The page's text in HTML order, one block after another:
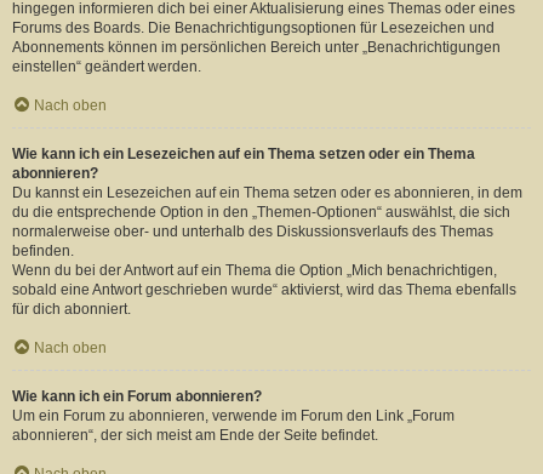
hingegen informieren dich bei einer Aktualisierung eines Themas oder eines
Forums des Boards. Die Benachrichtigungsoptionen für Lesezeichen und
Abonnements können im persönlichen Bereich unter „Benachrichtigungen
einstellen“ geändert werden.
Nach oben
Wie kann ich ein Lesezeichen auf ein Thema setzen oder ein Thema
abonnieren?
Du kannst ein Lesezeichen auf ein Thema setzen oder es abonnieren, in dem
du die entsprechende Option in den „Themen-Optionen“ auswählst, die sich
normalerweise ober- und unterhalb des Diskussionsverlaufs des Themas
befinden.
Wenn du bei der Antwort auf ein Thema die Option „Mich benachrichtigen,
sobald eine Antwort geschrieben wurde“ aktivierst, wird das Thema ebenfalls
für dich abonniert.
Nach oben
Wie kann ich ein Forum abonnieren?
Um ein Forum zu abonnieren, verwende im Forum den Link „Forum
abonnieren“, der sich meist am Ende der Seite befindet.